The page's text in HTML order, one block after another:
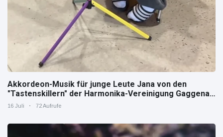
Akkordeon-Musik für junge Leute Jana von den
"Tastenskillern" der Harmonika-Vereinigung Gaggenau
zeigt, wie "jung" das Instrument sein kann.
16 Juli 72 Aufrufe